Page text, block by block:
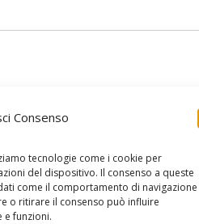
Consenso
tecnologie come i cookie per
del dispositivo. Il consenso a queste
come il comportamento di
o ritirare il consenso può influire
e funzioni.